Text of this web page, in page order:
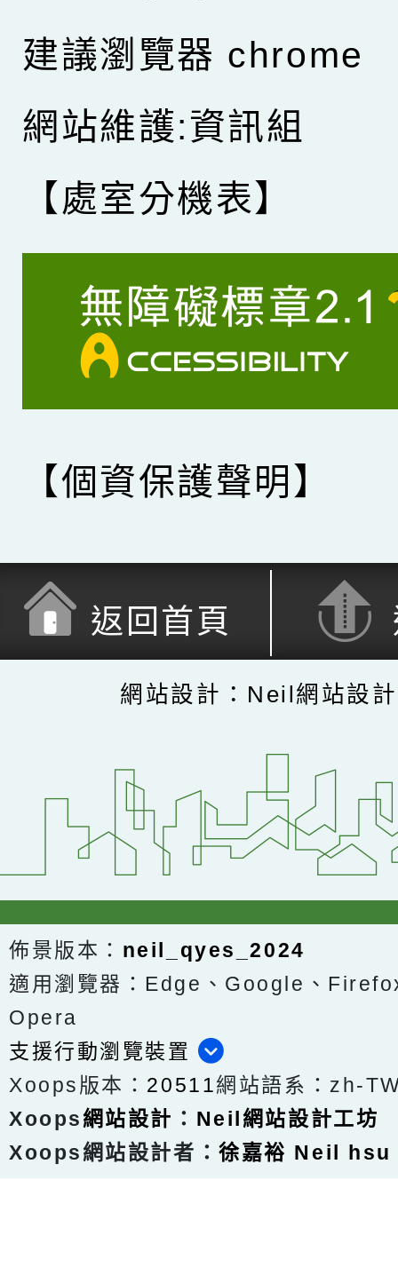
建議瀏覽器 chrome
網站維護:資訊組
【處室分機表】
【個資保護聲明】
返回首頁
網站設計：Neil網站設
佈景版本： neil_qyes_2024
適用瀏覽器：Edge、Google、
Opera
支援行動瀏覽裝置
Xoops版本： 20511網站語系：zh-
Xoops網站設計 ： Neil網站設計工坊
Xoops網站設計者：徐嘉裕 Neil hsu